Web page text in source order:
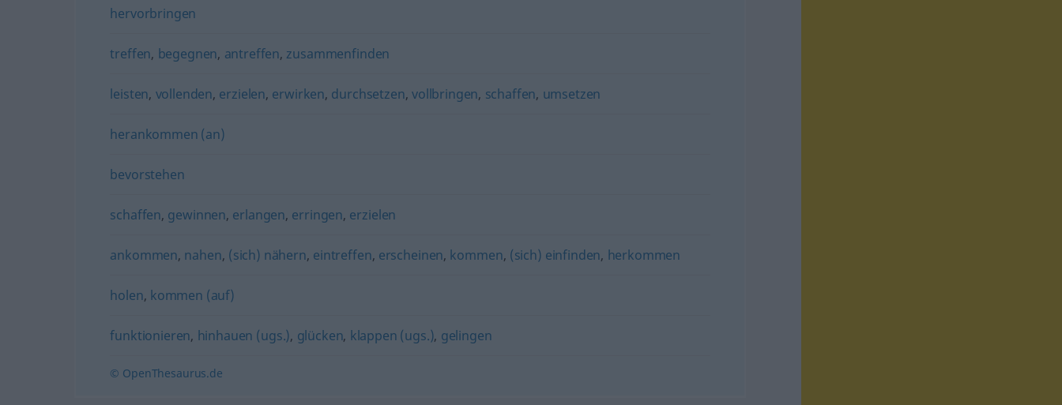
hervorbringen
treffen, begegnen, antreffen, zusammenfinden
leisten, vollenden, erzielen, erwirken, durchsetzen, vollbringen, schaffen, umsetzen
herankommen (an)
bevorstehen
schaffen, gewinnen, erlangen, erringen, erzielen
ankommen, nahen, (sich) nähern, eintreffen, erscheinen, kommen, (sich) einfinden, herkommen
holen, kommen (auf)
funktionieren, hinhauen (ugs.), glücken, klappen (ugs.), gelingen
© OpenThesaurus.de